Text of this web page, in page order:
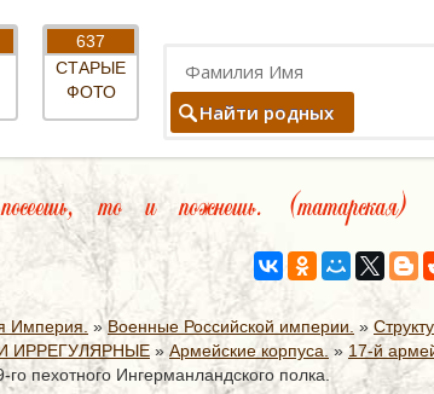
637
СТАРЫЕ
ФОТО
Найти родных
то и пожнешь. (татарская)
Империя. »Военные Российской империи. »
ИРРЕГУЛЯРНЫЕ » Армейские корпуса. » 17-й
го пехотного Ингерманландского полка.